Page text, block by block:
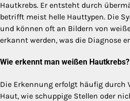
Hautkrebs. Er entsteht durch
betrifft meist helle Hauttypen. Die
und können oft an Bildern von
erkannt werden, was die Diagnose
Wie erkennt man weißen Hautkrebs?
Die Erkennung erfolgt häufig durch
Haut, wie schuppige Stellen oder